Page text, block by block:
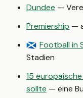
Dundee —
Premiership —
🏴󠁧󠁢󠁳󠁣󠁴󠁿 Football in
Stadien
15
sollte — eine